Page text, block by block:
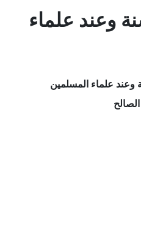
وعند علماء
علماء المسلمين